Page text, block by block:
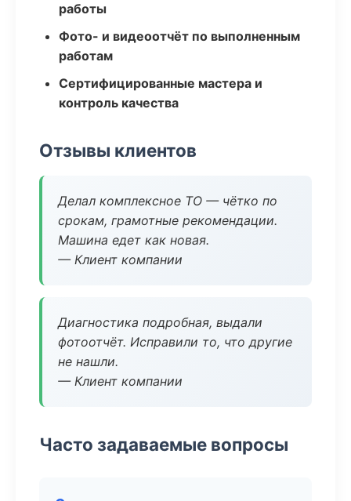
работы
Фото- и видеоотчёт по выполненным
работам
Сертифицированные мастера и
контроль качества
Отзывы клиентов
Делал комплексное ТО — чётко по
срокам, грамотные рекомендации.
Машина едет как новая.
— Клиент компании
Диагностика подробная, выдали
фотоотчёт. Исправили то, что другие
не нашли.
— Клиент компании
Часто задаваемые вопросы